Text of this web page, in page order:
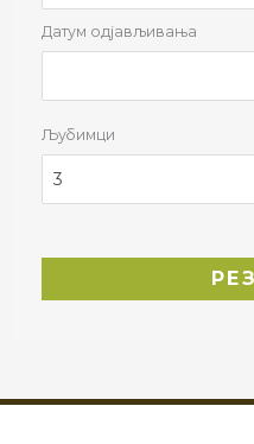
Датум одјављивања
Љубимци